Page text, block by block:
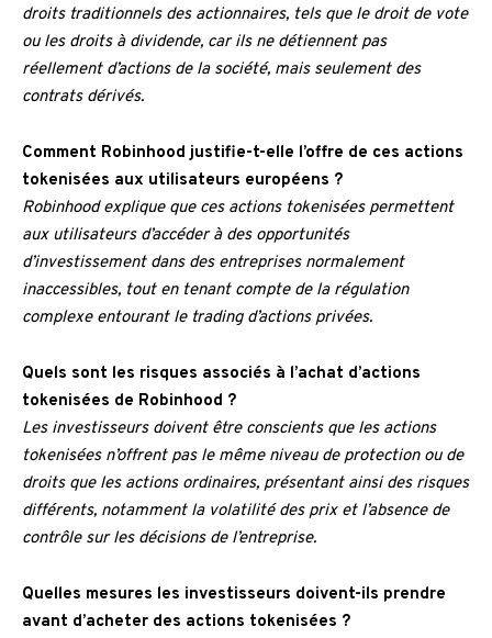
droits traditionnels des actionnaires, tels que le droit de vote
ou les droits à dividende, car ils ne détiennent pas
réellement d’actions de la société, mais seulement des
contrats dérivés.
Comment Robinhood justifie-t-elle l’offre de ces actions
tokenisées aux utilisateurs européens ?
Robinhood explique que ces actions tokenisées permettent
aux utilisateurs d’accéder à des opportunités
d’investissement dans des entreprises normalement
inaccessibles, tout en tenant compte de la régulation
complexe entourant le trading d’actions privées.
Quels sont les risques associés à l’achat d’actions
tokenisées de Robinhood ?
Les investisseurs doivent être conscients que les actions
tokenisées n’offrent pas le même niveau de protection ou de
droits que les actions ordinaires, présentant ainsi des risques
différents, notamment la volatilité des prix et l’absence de
contrôle sur les décisions de l’entreprise.
Quelles mesures les investisseurs doivent-ils prendre
avant d’acheter des actions tokenisées ?